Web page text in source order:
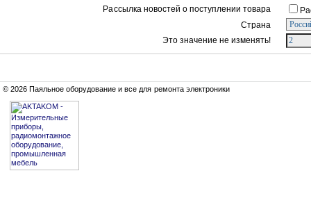
Рассылка новостей о поступлении товара
Страна
Это значение не изменять!
© 2026 Паяльное оборудование и все для ремонта электроники